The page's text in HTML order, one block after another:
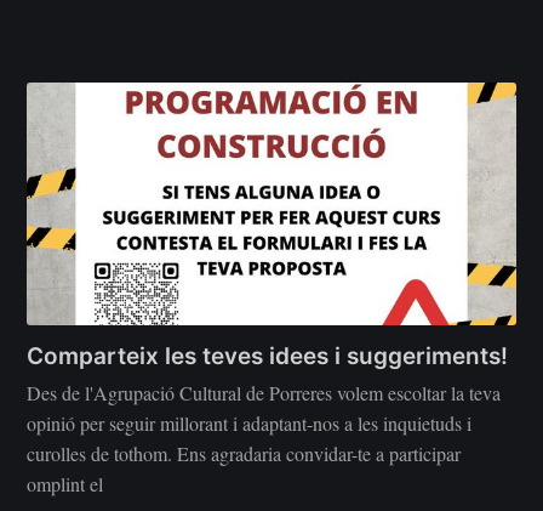
Comparteix les teves idees i suggeriments!
Des de l'Agrupació Cultural de Porreres volem escoltar la teva
opinió per seguir millorant i adaptant-nos a les inquietuds i
curolles de tothom. Ens agradaria convidar-te a participar
omplint el